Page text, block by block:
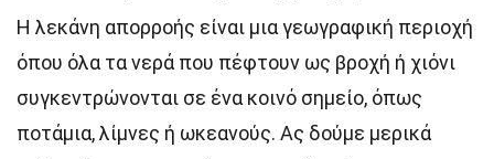
Η λεκάνη απορροής είναι μια γεωγραφική περιοχή
όπου όλα τα νερά που πέφτουν ως βροχή ή χιόνι
συγκεντρώνονται σε ένα κοινό σημείο, όπως
ποτάμια, λίμνες ή ωκεανούς. Ας δούμε μερικά